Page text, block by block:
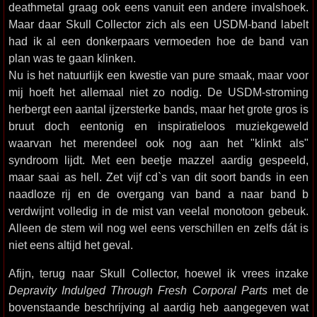
deathmetal graag ook eens vanuit een andere invalshoek.
Maar daar Skull Collector zich als een USDM-band labelt
had ik al een donkerpaars vermoeden hoe de band van
plan was te gaan klinken.
Nu is het natuurlijk een kwestie van pure smaak, maar voor
mij hoeft het allemaal niet zo nodig. De USDM-stroming
herbergt een aantal ijzersterke bands, maar het grote gros is
bruut doch eentonig en inspiratieloos muziekgeweld
waarvan het merendeel ook nog aan het "klinkt als"
syndroom lijdt. Met een beetje mazzel aardig gespeeld,
maar saai as hell. Zet vijf cd`s van dit soort bands in een
naadloze rij en de overgang van band a naar band b
verdwijnt volledig in de mist van veelal monotoon gebeuk.
Alleen de stem wil nog wel eens verschillen en zelfs dát is
niet eens altijd het geval.
Afijn, terug naar Skull Collector, hoewel ik vrees inzake
Depravity Indulged Through Fresh Corporal Partsmet de
bovenstaande beschrijving al aardig heb aangegeven wat